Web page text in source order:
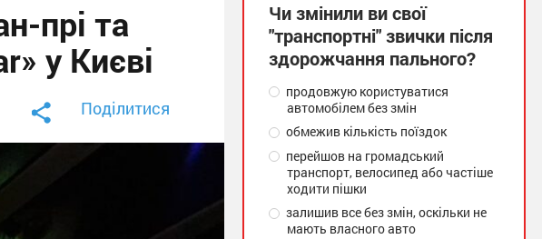
прі та
у Києві
Поділитися
Чи змінили ви свої
"транспортні" звички після
здорожчання пального?
продовжую користуватися
автомобілем без змін
обмежив кількість поїздок
перейшов на громадський
транспорт, велосипед або частіше
ходити пішки
залишив все без змін, оскільки не
мають власного авто